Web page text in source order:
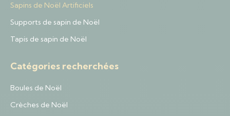
Sapins de Noël Artificiels
Supports de sapin de Noël
Tapis de sapin de Noël
Catégories recherchées
Boules de Noël
Crèches de Noël